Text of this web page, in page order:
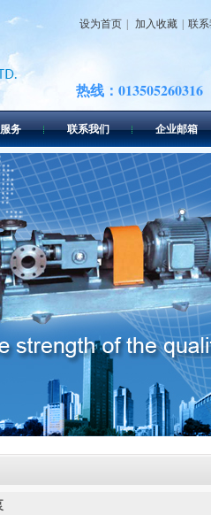
设为首页 加入收藏 联系
销售热线： 013505260316
务 联系我们 企业邮箱